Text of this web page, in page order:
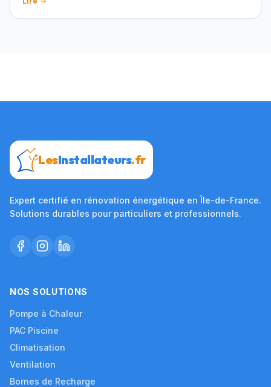
LesInstallateurs.fr
Expert certifié en rénovation énergétique en Île-de-France.
Solutions durables pour particuliers et professionnels.
NOS SOLUTIONS
Pompe à Chaleur
PAC Piscine
Climatisation
Ventilation
Bornes de Recharge